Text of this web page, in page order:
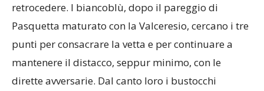
retrocedere. I biancoblù, dopo il pareggio di
Pasquetta maturato con la Valceresio, cercano i tre
punti per consacrare la vetta e per continuare a
mantenere il distacco, seppur minimo, con le
dirette avversarie. Dal canto loro i bustocchi